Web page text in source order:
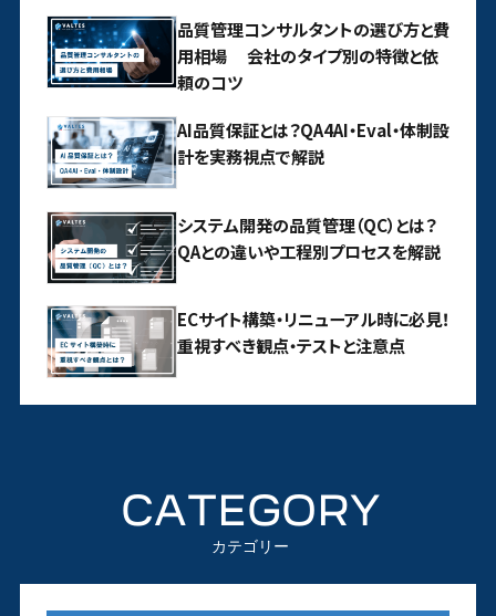
品質管理コンサルタントの選び方と費
用相場 会社のタイプ別の特徴と依
頼のコツ
AI品質保証とは？QA4AI・Eval・体制設
計を実務視点で解説
システム開発の品質管理（QC）とは？
QAとの違いや工程別プロセスを解説
ECサイト構築・リニューアル時に必見！
重視すべき観点・テストと注意点
CATEGORY
カテゴリー